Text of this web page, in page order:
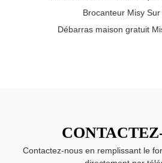
Brocanteur Misy Sur
Débarras maison gratuit
Contactez-nous en remplissant le